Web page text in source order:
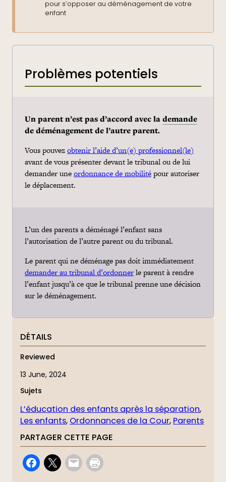
pour s’opposer au déménagement de votre
enfant
Problèmes potentiels
Un parentn’est pas d’accord avec lademande
de déménagement de l’autre parent.
Vous pouvezobtenir l’aide d’un(e) professionnel(le)
avant de vous présenter devant le tribunal ou de lui
demander uneordonnance de mobilitépour autoriser
le déplacement.
L’un des parents a déménagé l’enfant sans
l’autorisation de l’autre parent ou du tribunal.
Le parent qui ne déménage pas doit immédiatement
demander au tribunal d’ordonnerle parent à rendre
l’enfant jusqu’à ce que le tribunal prenne une décision
sur le déménagement.
DÉTAILS
Reviewed
13 June, 2024
Sujets
L’éducation des enfants après la séparation
Les enfants, Ordonnances de la Cour, Parents
PARTAGER CETTE PAGE